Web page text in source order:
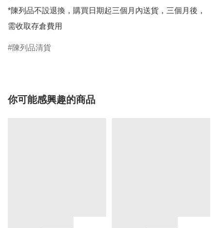
*陳列品不設退換，購買日期起三個月內送貨，三個月後，
陳列品清貨
你可能感興趣的商品